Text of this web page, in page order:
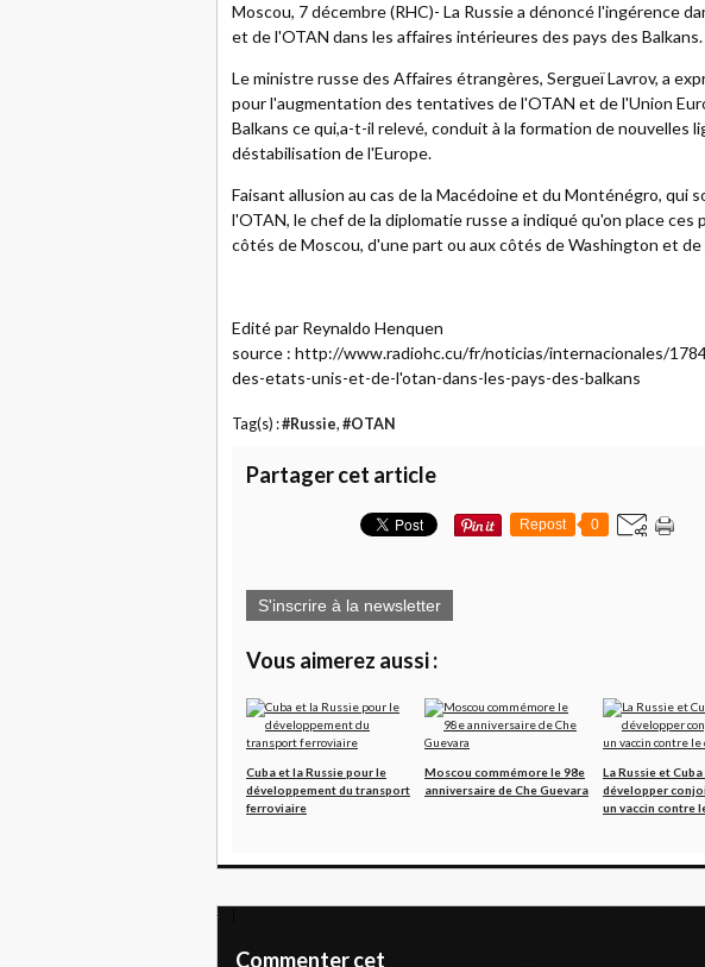
Moscou, 7 décembre (RHC)- La Russie a dénoncé l'ingérence
et de l'OTAN dans les affaires intérieures des pays des Balkans.
Le ministre russe des Affaires étrangères, Sergueï Lavrov, a
pour l'augmentation des tentatives de l'OTAN et de l'Union
Balkans ce qui,a-t-il relevé, conduit à la formation de nouvelles
déstabilisation de l'Europe.
Faisant allusion au cas de la Macédoine et du Monténégro, qui
l'OTAN, le chef de la diplomatie russe a indiqué qu'on place
côtés de Moscou, d'une part ou aux côtés de Washington et
Edité par Reynaldo Henquen
source : http://www.radiohc.cu/fr/noticias/internacionales/
des-etats-unis-et-de-l'otan-dans-les-pays-des-balkans
Tag(s) :#Russie, #OTAN
Partager cet article
Repost 0
S'inscrire à la newsletter
Vous aimerez aussi :
Cuba et la Russie pour le
développement du transport
ferroviaire
Moscou commémore le 98e
anniversaire de Che Guevara
La Russie et
développer
un vaccin contre
Commenter cet